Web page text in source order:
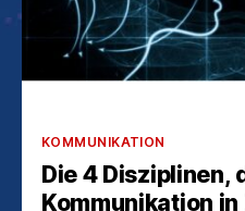
Kategorien
KOMMUNIKATION
Die 4 Disziplinen,
Kommunikation